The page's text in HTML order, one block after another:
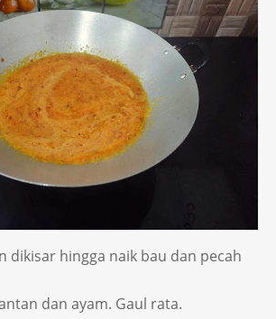
dikisar hingga naik bau dan pecah
dan ayam. Gaul rata.